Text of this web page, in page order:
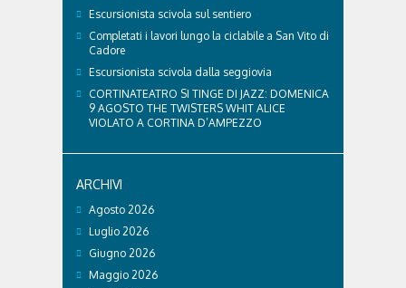
Escursionista scivola sul sentiero
Completati i lavori lungo la ciclabile a San Vito di
Cadore
Escursionista scivola dalla seggiovia
CORTINATEATRO SI TINGE DI JAZZ: DOMENICA
9 AGOSTO THE TWISTERS WHIT ALICE
VIOLATO A CORTINA D’AMPEZZO
ARCHIVI
Agosto 2026
Luglio 2026
Giugno 2026
Maggio 2026